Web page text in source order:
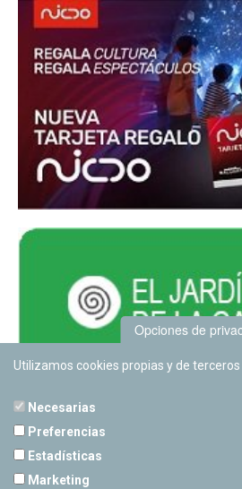
Opciones de
Utilizamos cookies propias y de
Necesarias
Preferencias
Estadísticas
Marketing